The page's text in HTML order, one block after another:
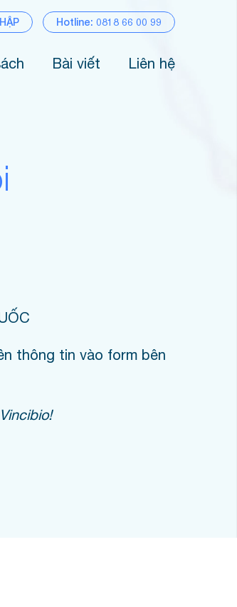
Hotline: 0818 66 00 99
Bài viết Liên hệ
thông tin vào form bên